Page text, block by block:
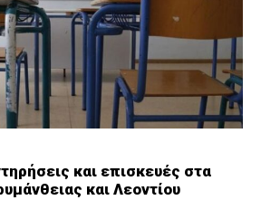
και επισκευές στα
και Λεοντίου